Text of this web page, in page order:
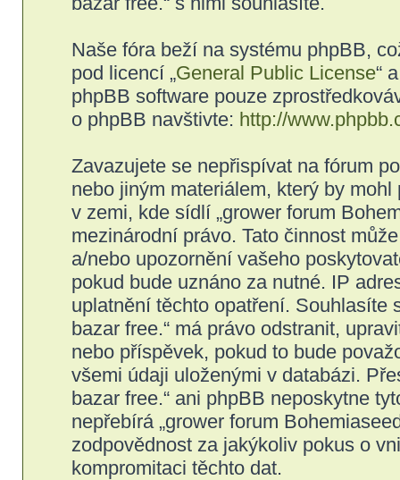
Naše fóra beží na systému phpBB,
pod licencí „General Public License“
phpBB software pouze
o phpBB navštivte: http://
Zavazujete se nepřispívat na fórum
nebo jiným materiálem, který by
v zemi, kde sídlí „grower forum
mezinárodní právo. Tato činnost
a/nebo upozornění vašeho
pokud bude uznáno za nutné. IP
uplatnění těchto opatření. Souhlasíte
bazar free.“ má právo odstranit,
nebo příspěvek, pokud to bude
všemi údaji uloženými v databázi.
bazar free.“ ani phpBB neposkytne
nepřebírá „grower forum
zodpovědnost za jakýkoliv pokus o
kompromitaci těchto dat.